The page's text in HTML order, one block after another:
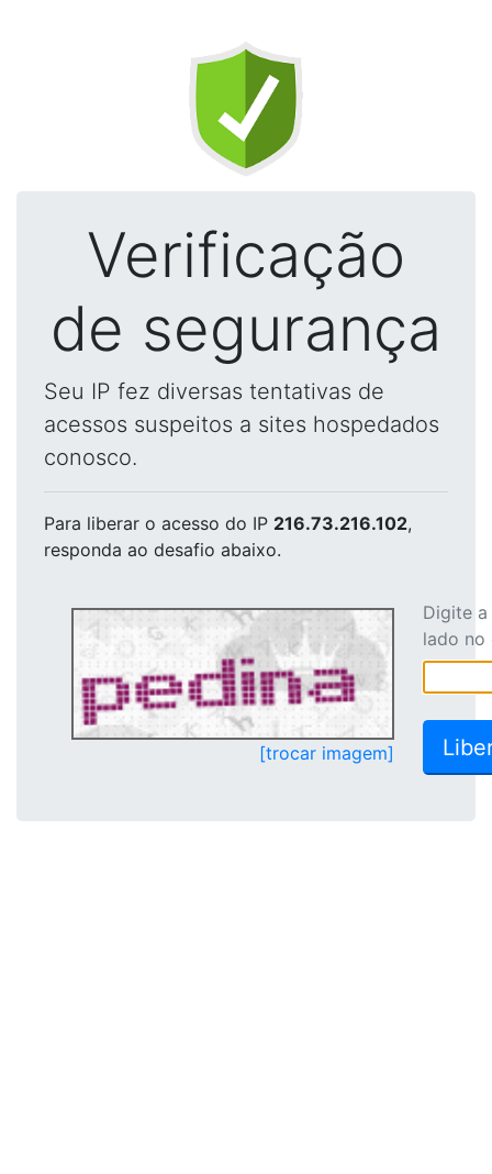
Verificação
de segurança
Seu IP fez diversas tentativas de
acessos suspeitos a sites hospedados
conosco.
Para liberar o acesso do IP 216.73.216.102,
responda ao desafio abaixo.
[trocar imagem]
Digite
lado no